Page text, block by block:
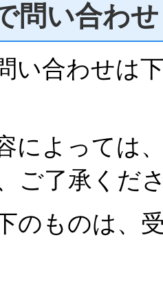
問い合わせ
い合わせは
によっては
ご了承くだ
のものは、